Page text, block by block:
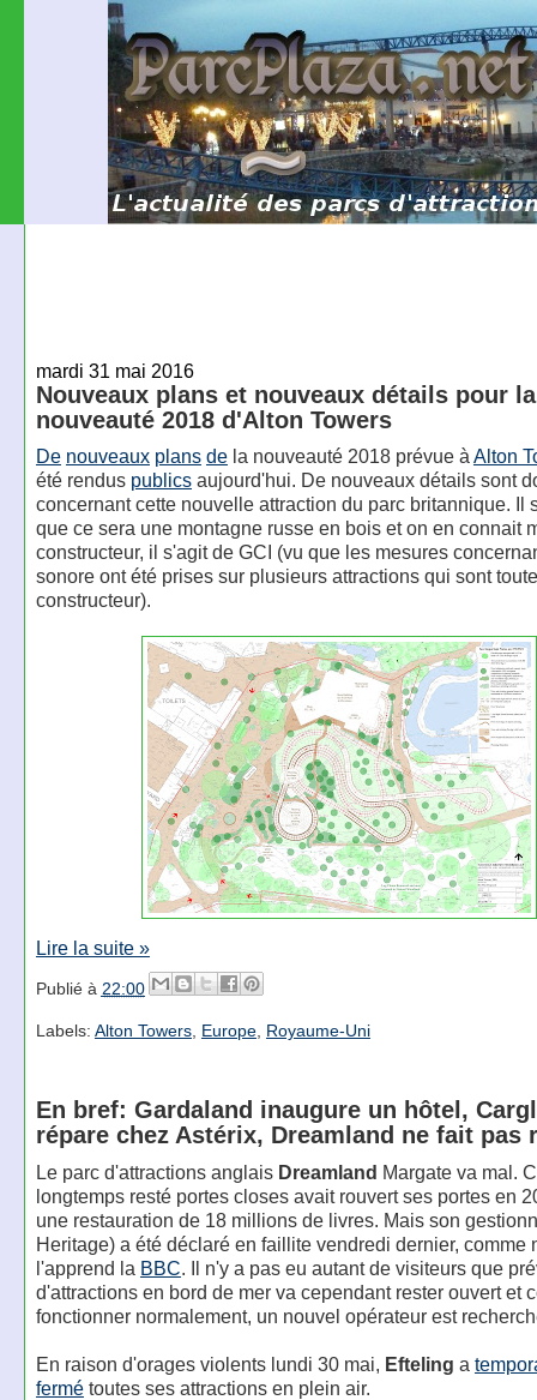
mardi 31 mai 2016
Nouveaux plans et nouveaux détails pour la
nouveauté 2018 d'Alton Towers
De nouveaux plans dela nouveauté 2018 prévue à Alton
été rendus publicsaujourd'hui. De nouveaux détails sont
concernant cette nouvelle attraction du parc britannique. Il
que ce sera une montagne russe en bois et on en connait
constructeur, il s'agit de GCI (vu que les mesures
sonore ont été prises sur plusieurs attractions qui sont
constructeur).
Lire la suite »
Publié à 22:00
Labels: Alton Towers, Europe, Royaume-Uni
En bref: Gardaland inaugure un hôtel,
répare chez Astérix, Dreamland ne fait pas
Le parc d'attractions anglais Dreamland Margate va mal.
longtemps resté portes closes avait rouvert ses portes en
une restauration de 18 millions de livres. Mais son
Heritage) a été déclaré en faillite vendredi dernier, comme
l'apprend la BBC. Il n'y a pas eu autant de visiteurs que
d'attractions en bord de mer va cependant rester ouvert et
fonctionner normalement, un nouvel opérateur est
En raison d'orages violents lundi 30 mai, Efteling a
fermétoutes ses attractions en plein air.